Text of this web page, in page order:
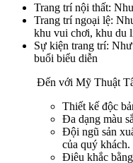
Trang trí nội thất:
Trang trí ngoại lệ:
khu vui chơi, khu
Sự kiện trang trí:
buổi biểu diễn
Đến với Mỹ Thuật
Thiết kế độc
Đa dạng màu
Đội ngũ sản
của quý khách.
Điêu khắc